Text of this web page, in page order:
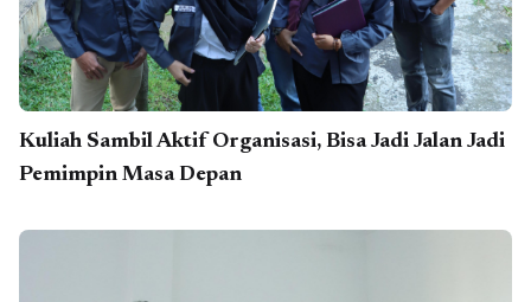
Kuliah Sambil Aktif Organisasi, Bisa Jadi Jalan Jadi
Pemimpin Masa Depan